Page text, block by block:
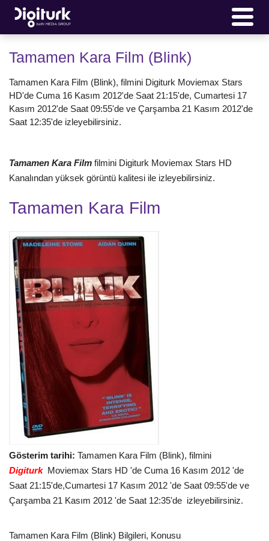
Tamamen Kara Film (Blink)
Tamamen Kara Film (Blink), filmini Digiturk Moviemax Stars
HD'de Cuma 16 Kasım 2012'de Saat 21:15'de, Cumartesi 17
Kasım 2012'de Saat 09:55'de ve Çarşamba 21 Kasım 2012'de
Saat 12:35'de izleyebilirsiniz.
Tamamen Kara Film filmini Digiturk Moviemax Stars HD
Kanalından yüksek görüntü kalitesi ile izleyebilirsiniz.
Tamamen Kara Film
Gösterim tarihi: Tamamen Kara Film (Blink), filmini
DigiturkMoviemax Stars HD 'de Cuma 16 Kasım 2012 'de
Saat 21:15'de,Cumartesi 17 Kasım 2012 'de Saat 09:55'de ve
Çarşamba 21 Kasım 2012 'de Saat 12:35'de izleyebilirsiniz.
Tamamen Kara Film (Blink) Bilgileri, Konusu